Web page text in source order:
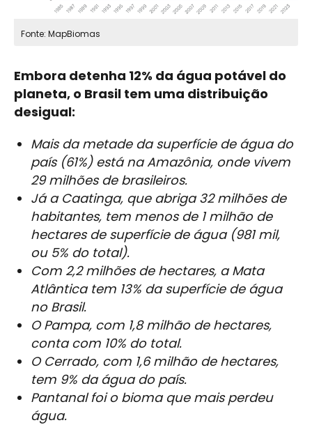
Fonte: MapBiomas
Embora detenha 12% da água potável do
planeta, o Brasil tem uma distribuição
desigual:
Mais da metade da superfície de água do
país (61%) está na Amazônia, onde vivem
29 milhões de brasileiros.
Já a Caatinga, que abriga 32 milhões de
habitantes, tem menos de 1 milhão de
hectares de superfície de água (981 mil,
ou 5% do total).
Com 2,2 milhões de hectares, a Mata
Atlântica tem 13% da superfície de água
no Brasil.
O Pampa, com 1,8 milhão de hectares,
conta com 10% do total.
O Cerrado, com 1,6 milhão de hectares,
tem 9% da água do país.
Pantanal foi o bioma que mais perdeu
água.